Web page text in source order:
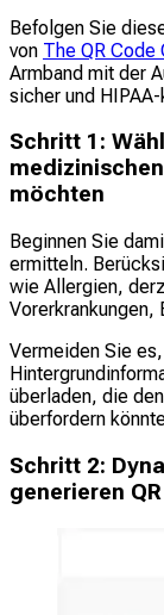
Befolgen Sie
von The QR Code
Armband mit der
sicher und
Schritt 1:
möchten
Beginnen Sie
ermitteln.
wie Allergien,
Vorerkrankungen,
Vermeiden Sie
überladen, die
überfordern
Schritt 2:
generieren